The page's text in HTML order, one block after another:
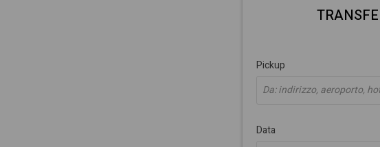
Pickup
Da: indirizzo, aeroporto,
Data